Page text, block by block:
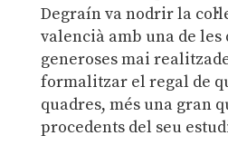
Degraín va nodrir la
valencià amb una de les
generoses mai
formalitzar el regal de
quadres, més una gran
procedents del seu